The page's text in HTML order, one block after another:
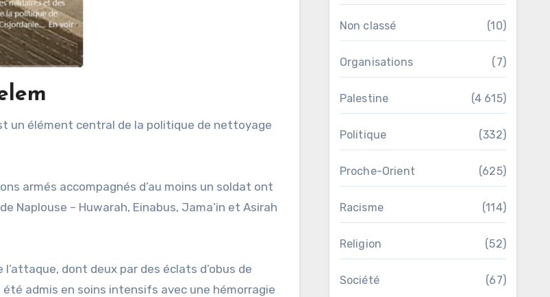
armés accompagnés d’au moins un soldat ont
Naplouse – Huwarah, Einabus, Jama’in et Asirah
dont deux par des éclats d’obus de
été admis en soins intensifs avec une hémorragie
Non classé (10)
Organisations (7)
Palestine (4 615)
Politique (332)
Proche-Orient (625)
Racisme (114)
Religion (52)
Société (67)